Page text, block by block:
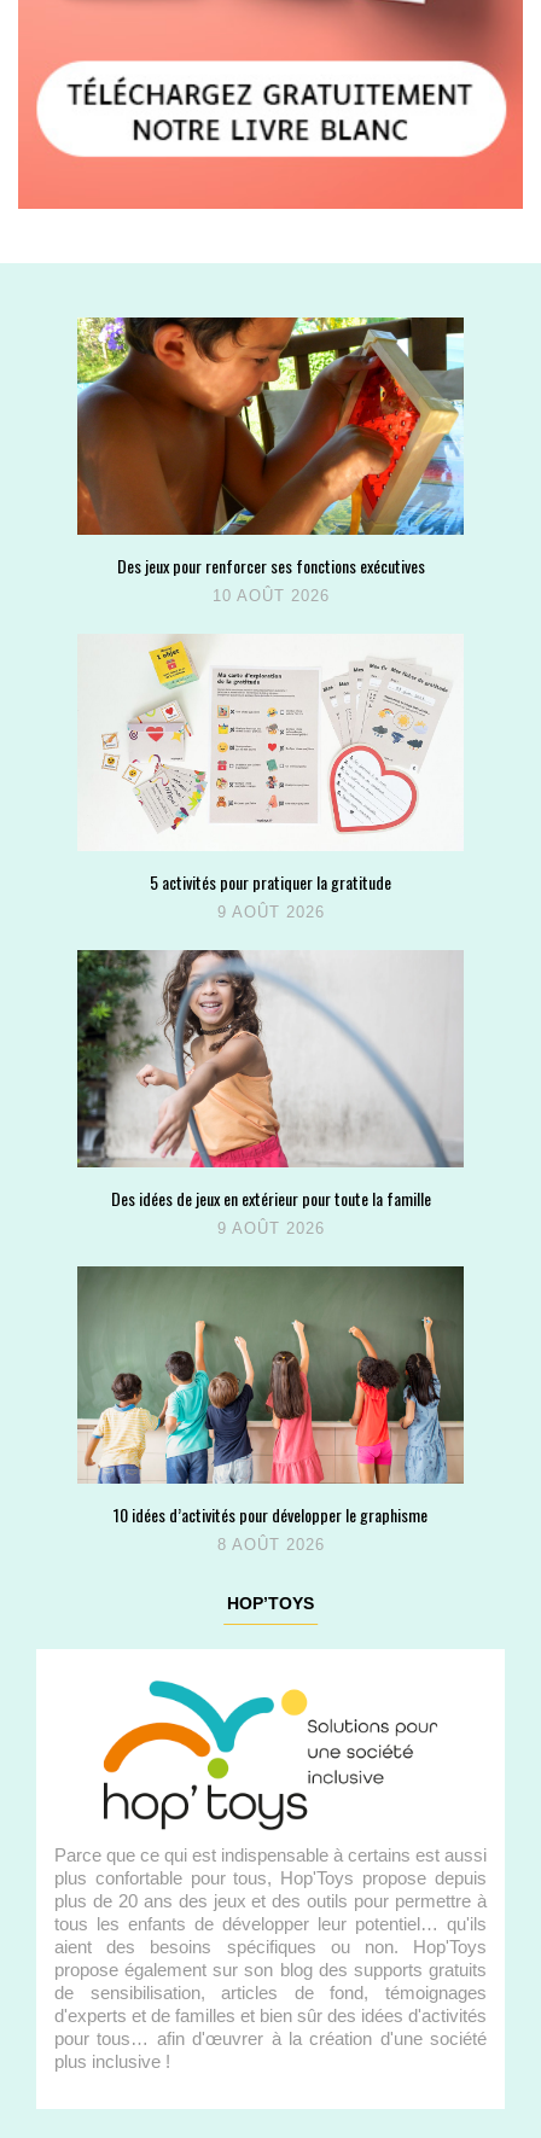
Des jeux pour renforcer ses fonctions exécutives
10 AOÛT 2026
5 activités pour pratiquer la gratitude
9 AOÛT 2026
Des idées de jeux en extérieur pour toute la famille
9 AOÛT 2026
10 idées d’activités pour développer le graphisme
8 AOÛT 2026
HOP’TOYS
Parce que ce qui est indispensable à certains est aussi
plus confortable pour tous, Hop'Toys propose depuis
plus de 20 ans des jeux et des outils pour permettre à
tous les enfants de développer leur potentiel… qu'ils
aient des besoins spécifiques ou non. Hop'Toys
propose également sur son blog des supports gratuits
de sensibilisation, articles de fond, témoignages
d'experts et de familles et bien sûr des idées d'activités
pour tous… afin d'œuvrer à la création d'une société
plus inclusive !